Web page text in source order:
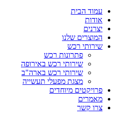
עמוד הבית
אודות
יצרנים
המוצרים שלנו
שירותי רכש
פתרונות רכש
שירותי רכש באירופה
שירותי רכש בארה"ב
מצגת מפעלי תעשייה
פרויקטים מיוחדים
מאמרים
צרו קשר